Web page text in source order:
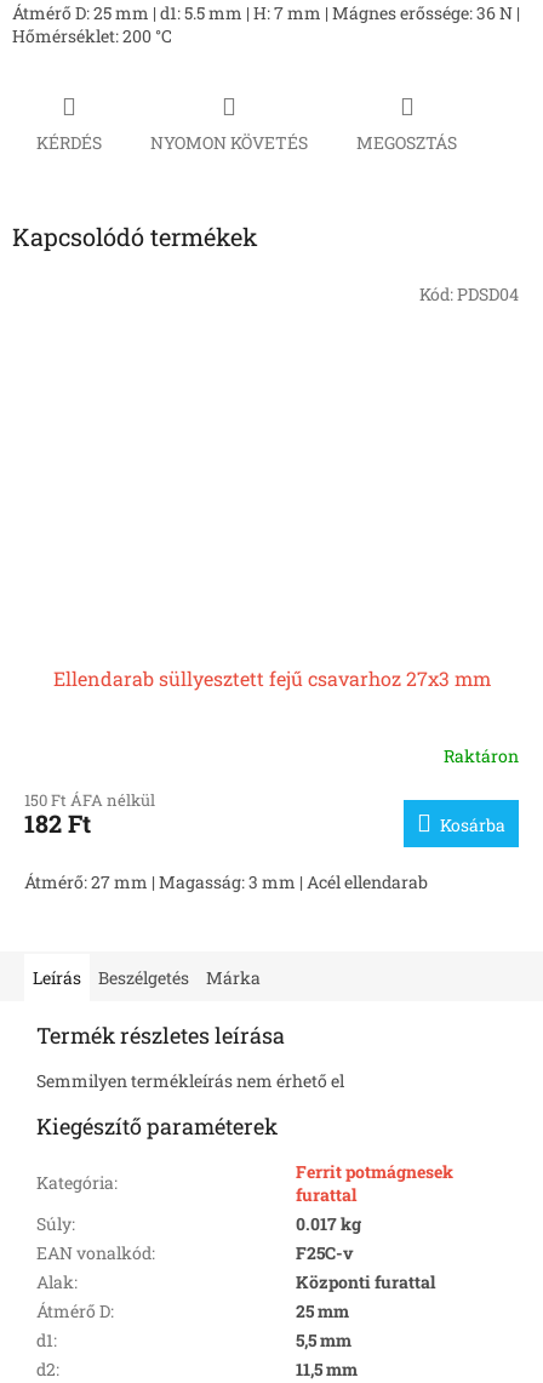
Átmérő D: 25 mm | d1: 5.5 mm | H: 7 mm | Mágnes erőssége: 36 N |
Hőmérséklet: 200 °C
KÉRDÉS NYOMON KÖVETÉS MEGOSZTÁS
Kapcsolódó termékek
Ellendarab süllyesztett fejű csavarhoz 27x3 mm
Raktáron
150 Ft ÁFA nélkül
182 Ft Kosárba
Átmérő: 27 mm | Magasság: 3 mm | Acél ellendarab
Kód:PDSD04
Leírás Beszélgetés Márka
Termék részletes leírása
Semmilyen termékleírás nem érhető el
Kiegészítő paraméterek
Kategória:
Ferrit potmágnesek
furattal
Súly:
0.017 kg
EAN vonalkód:
F25C-v
Alak:
Központi furattal
Átmérő D:
25 mm
d1:
5,5 mm
d2:
11,5 mm